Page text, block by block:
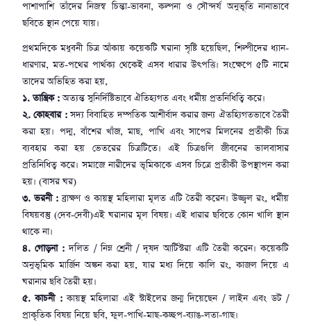
পাশাপাশি তাঁদের নিজস্ব চিন্তা-ভাবনা, কল্পনা ও সৌন্দর্য অনুভূতি নানাভাবে
ছবিতে স্থান পেয়ে যায়।
প্রথমদিকে মধুবনী চিত্র আঁকায় কয়েকটি ঘরানা সৃষ্টি হয়েছিল, শিল্পীদের ধ্যান-
ধারণার, মত-পথের পার্থক্য থেকেই এসব ধারার উৎপত্তি। সংক্ষেপে ৫টি নামে
তাদের অভিহিত করা হয়,
১. তান্ত্রিক :অত্যন্ত সুনির্দিষ্টিভাবে ঐতিহ্যগত এবং ধর্মীয় প্রতনিধিত্বি করে।
২. কোহবার :সদ্য বিবাহিত দম্পতিক আশীর্বাদ করার জন্য ঐতহ্যিগতভাবে তৈরী
করা হয়। পদ্ম, বাঁশের খাঁজ, মাছ, পাখি এবং সাপের মিলনের প্রতীকী চিত্র
ব্যবহার করা হয় ভেতরের চিত্রটিতে। এই চিত্রগুলি জীবনের ভালবাসার
প্রতিনিধিত্ব করে। সমাজে নারীদের ভূমিকাকে এসব চিত্রে প্রতীকী উপস্থাপন করা
হয়। (বাসর ঘর)
৩. ভরনী : ব্রাক্ষণ ও কায়স্থ মহিলারা মূলত এটি তৈরী করেন। উজ্জ্বল রং, ধর্মীয়
বিষয়বস্তু (দেব-দেবী)এই ঘরানার মূল বিষয়। এই ধারার ছবিতে কোন খালি স্থান
থাকে না।
৪. গোড়না : দলিত / নিম্ন শ্রেনী / দূষদ আর্টিস্টরা এটি তৈরী করেন। কয়েকটি
অনুভূমিক মার্জিন অঙ্কন করা হয়, যার মধ্য দিয়ে কালি রং, কাজল দিয়ে এ
ঘরানার ছবি তৈরী হয়।
৫. কাচনী :কায়স্থ মহিলারা এই স্টাইলের জন্ম দিয়েছেন / লাইন এবং ডট /
প্রাকৃতিক বিষয় নিয়ে ছবি, ফুল-পাখি-মাছ-কচ্ছপ-ব্যাঙ-লতা-গাছ।